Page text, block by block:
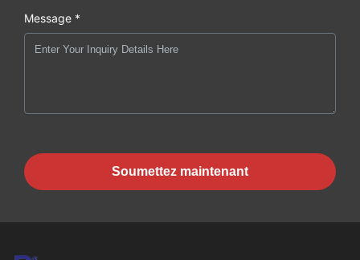
Message *
Soumettez maintenant